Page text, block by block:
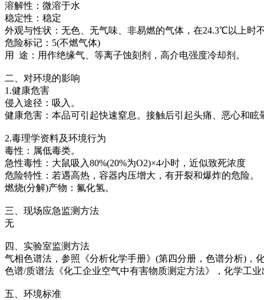
溶解性：微溶于水
稳定性：稳定
外观与性状：无色、无气味、非易燃的气体，在24.3℃以上时
危险标记：5(不燃气体)
用 途：用作绝缘气、等离子蚀刻剂，高介电强度冷却剂。
二、对环境的影响
1.健康危害
侵入途径：吸入。
健康危害：本品可引起快速窒息。接触后引起头痛、恶心和眩
2.毒理学资料及环境行为
毒性：属低毒类。
急性毒性：大鼠吸入80%(20%为O2)×4小时，近似致死浓度
危险特性：若遇高热，容器内压增大，有开裂和爆炸的危险。
燃烧(分解)产物：氟化氢。
三、现场应急监测方法
无
四、实验室监测方法
气相色谱法，参照《分析化学手册》(第四分册，色谱分析)，
色谱/质谱法《化工企业空气中有害物质测定方法》，化学工
五、环境标准